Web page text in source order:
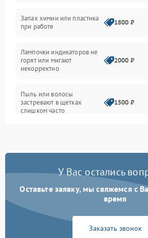
Батарея
Программные сбои
Запах химии или пластика
при работе
1800 ₽
Лампочки индикаторов не
горят или мигают
некорректно
2000 ₽
Пыль или волосы
застревают в щетках
слишком часто
1500 ₽
У Вас остались
Оставьте заявку, мы свяжемся с
время
Заказать звонок